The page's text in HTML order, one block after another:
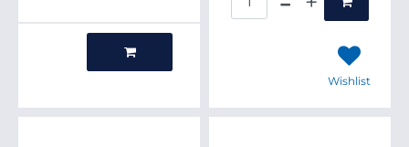
Wishlist